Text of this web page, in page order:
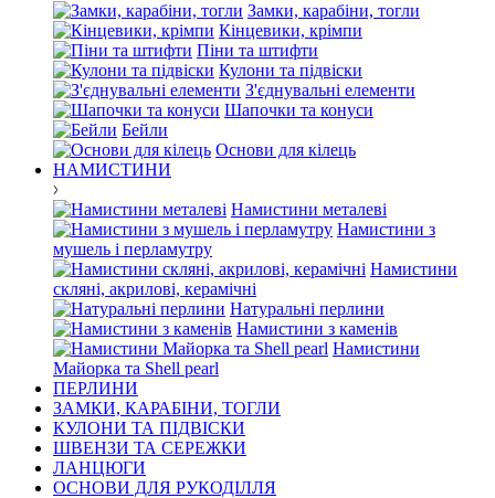
Замки, карабіни, тогли
Кінцевики, крімпи
Піни та штифти
Кулони та підвіски
З'єднувальні елементи
Шапочки та конуси
Бейли
Основи для кілець
НАМИСТИНИ
Намистини металеві
Намистини з
мушель і перламутру
Намистини
скляні, акрилові, керамічні
Натуральні перлини
Намистини з каменів
Намистини
Майорка та Shell pearl
ПЕРЛИНИ
ЗАМКИ, КАРАБІНИ, ТОГЛИ
КУЛОНИ ТА ПІДВІСКИ
ШВЕНЗИ ТА СЕРЕЖКИ
ЛАНЦЮГИ
ОСНОВИ ДЛЯ РУКОДІЛЛЯ